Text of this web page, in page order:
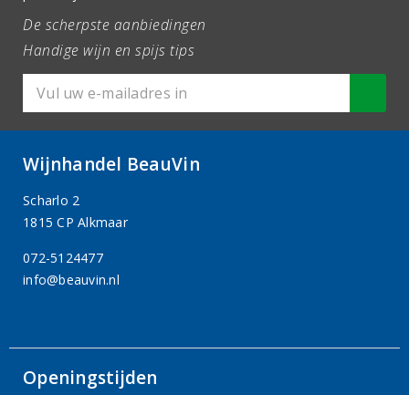
De scherpste aanbiedingen
Handige wijn en spijs tips
Wijnhandel BeauVin
Scharlo 2
1815 CP Alkmaar
072-5124477
info@beauvin.nl
Openingstijden